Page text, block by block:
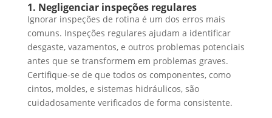
1. Negligenciar inspeções regulares
Ignorar inspeções de rotina é um dos erros mais
comuns. Inspeções regulares ajudam a identificar
desgaste, vazamentos, e outros problemas potenciais
antes que se transformem em problemas graves.
Certifique-se de que todos os componentes, como
cintos, moldes, e sistemas hidráulicos, são
cuidadosamente verificados de forma consistente.